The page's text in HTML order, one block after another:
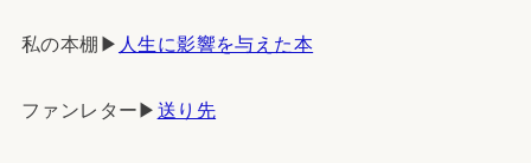
私の本棚▶︎ 人生に影響を与えた本
ファンレター▶︎ 送り先